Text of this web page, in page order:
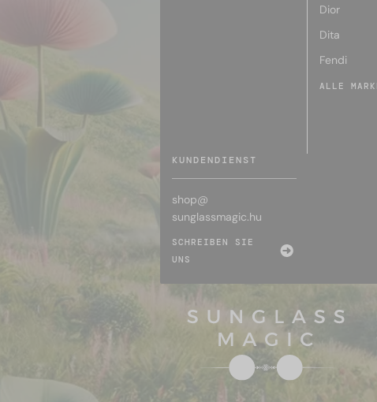
Dior
Dita
Fendi
ALLE
KUNDENDIENST
shop@
sunglassmagic.hu
SCHREIBEN SIE
UNS